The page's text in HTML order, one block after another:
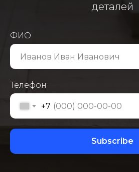
деталей
ФИО
Телефон
+7
Subscribe